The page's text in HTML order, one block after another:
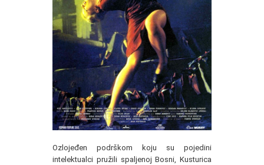
Ozlojeđen podrškom koju su pojedini
intelektualci pružili spaljenoj Bosni, Kusturica